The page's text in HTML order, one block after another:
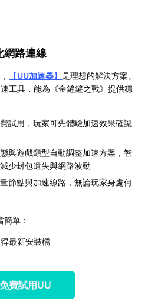
網路連線
【UU加速器】 是理想的解決方案。
工具，能為《金鏟鏟之戰》提供穩
試用，玩家可先體驗加速效果確認
與遊戲類型自動調整加速方案，智
少封包遺失與網路波動
節點與加速線路，無論玩家身處何
簡單：
最新安裝檔
費試用UU